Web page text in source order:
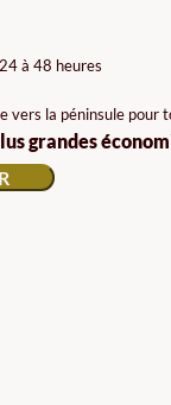
à 48 heures
vers la péninsule pour
grandes